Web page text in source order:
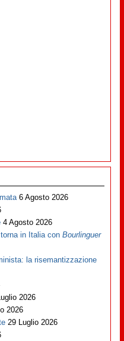
6 Agosto 2026
4 Agosto 2026
torna in Italia conBourlinguer
la risemantizzazione
2026
2026
29 Luglio 2026